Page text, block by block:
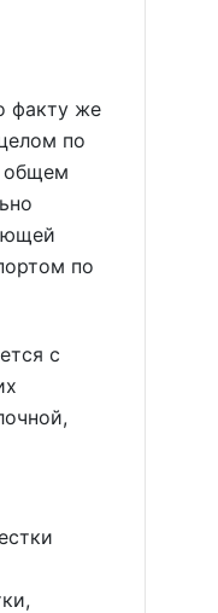
факту же
по
общем
по
с